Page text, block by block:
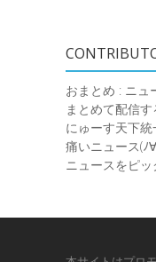
おまとめ : ニュ
まとめて配信す
にゅーす天下統
痛いニュース(ﾉ
ニュースをピッ